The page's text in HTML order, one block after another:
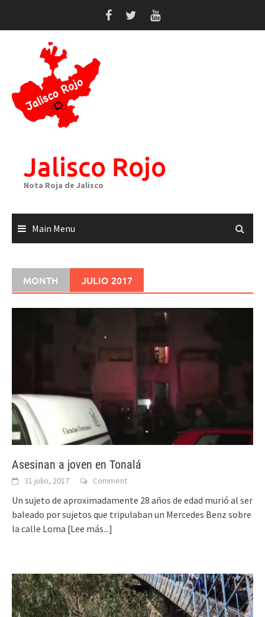
Jalisco Rojo
Nota Roja de Jalisco
Main Menu
MONTH JULIO 2017
Asesinan a joven en Tonalá
31 julio, 2017 Comment
Un sujeto de aproximadamente 28 años de edad murió al ser
baleado por sujetos que tripulaban un Mercedes Benz sobre
la calle Loma [Lee más...]